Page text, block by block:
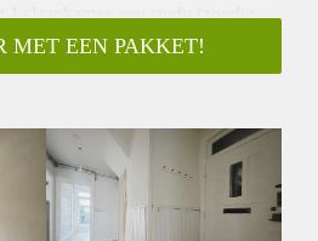
1 slaapkamer, een study (zonder
en balkon in het gezellige
hal toegang tot alle vertrekken.
study aan de voorzijde
toegang tot het balkon is voorzien
oven en voldoende kastruimte. Op
MET EEN PAKKET!